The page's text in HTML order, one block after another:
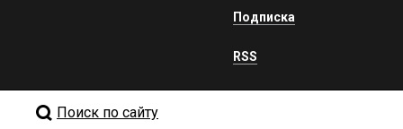
Подписка
RSS
Поиск по сайту